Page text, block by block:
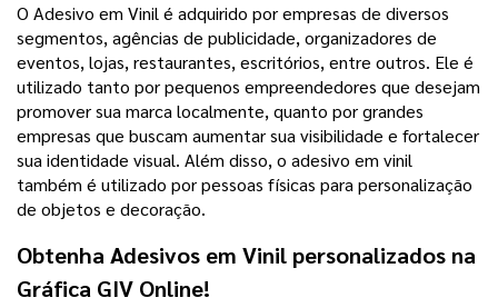
O Adesivo em Vinil é adquirido por empresas de diversos
segmentos, agências de publicidade, organizadores de
eventos, lojas, restaurantes, escritórios, entre outros. Ele é
utilizado tanto por pequenos empreendedores que desejam
promover sua marca localmente, quanto por grandes
empresas que buscam aumentar sua visibilidade e fortalecer
sua identidade visual. Além disso, o adesivo em vinil
também é utilizado por pessoas físicas para personalização
de objetos e decoração.
Obtenha Adesivos em Vinil personalizados na
Gráfica GIV Online!